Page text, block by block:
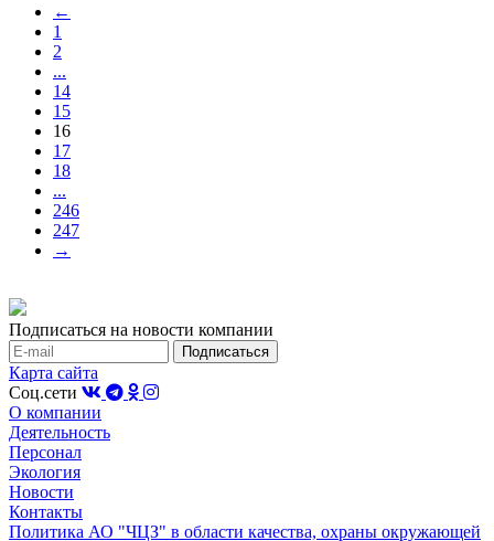
←
1
2
...
14
15
16
17
18
...
246
247
→
Подписаться на новости компании
Карта сайта
Соц.сети
О компании
Деятельность
Персонал
Экология
Новости
Контакты
Политика АО "ЧЦЗ" в области качества, охраны окружающей